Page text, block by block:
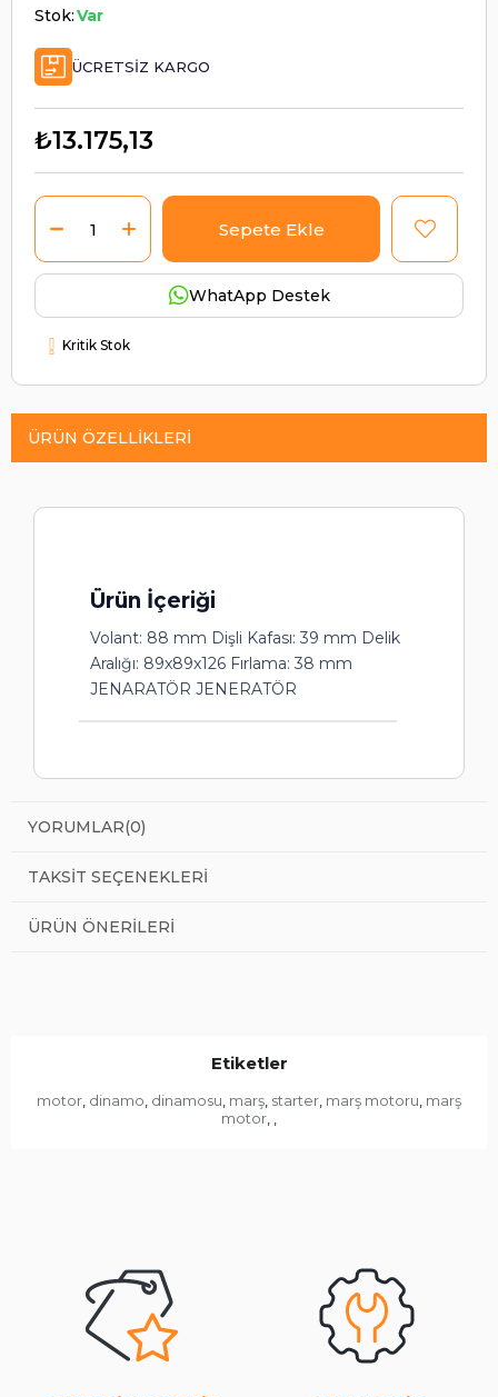
Stok:Var
ÜCRETSIZ KARGO
₺13.175,13
WhatApp Destek
Kritik Stok
ÜRÜN ÖZELLIKLERI
Ürün İçeriği
Volant: 88 mm Dişli Kafası: 39 mm Delik
Aralığı: 89x89x126 Fırlama: 38 mm
JENARATÖR JENERATÖR
YORUMLAR(0)
TAKSIT SEÇENEKLERI
ÜRÜN ÖNERILERI
Etiketler
motor, dinamo, dinamosu, marş, starter, marş motoru, marş
motor, ,